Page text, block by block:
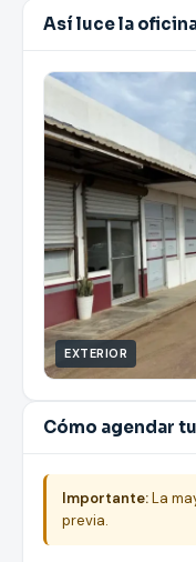
Así luce la
EXTERIOR
Cómo agendar
Importante:La
previa.